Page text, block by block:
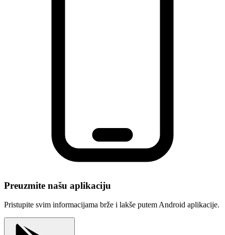
Preuzmite našu aplikaciju
Pristupite svim informacijama brže i lakše putem Android aplikacije.